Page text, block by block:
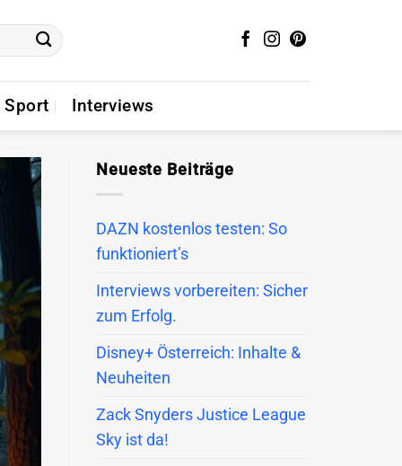
Sport Interviews
Neueste Beiträge
DAZN kostenlos testen: So
funktioniert’s
Interviews vorbereiten: Sicher
zum Erfolg.
Disney+ Österreich: Inhalte &
Neuheiten
Zack Snyders Justice League
Sky ist da!